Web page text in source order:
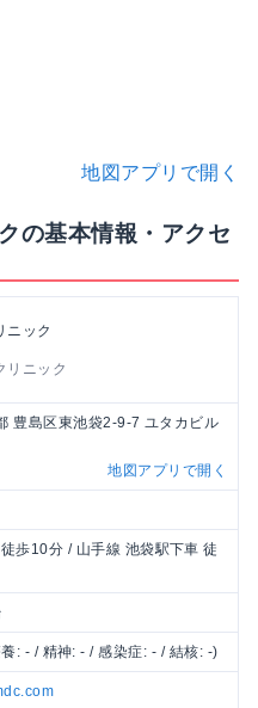
地図アプリで開く
の基本情報・アクセ
ニック
リニック
豊島区東池袋2-9-7 ユタカビル
地図アプリで開く
歩10分 / 山手線 池袋駅下車 徒
: - / 精神: - / 感染症: - / 結核: -)